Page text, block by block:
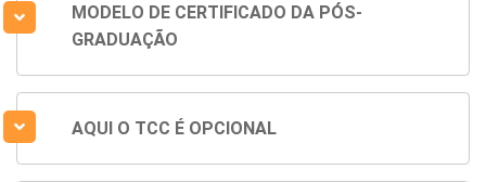
MODELO DE CERTIFICADO DA PÓS-
GRADUAÇÃO
AQUI O TCC É OPCIONAL